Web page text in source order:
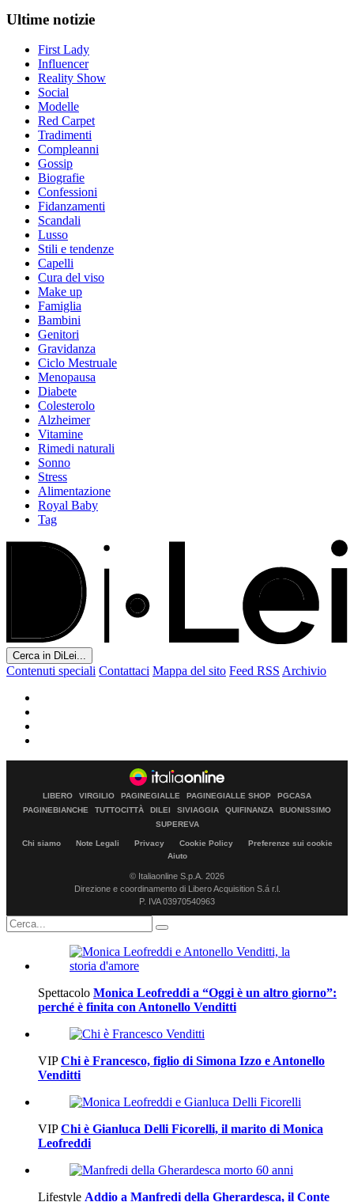
Ultime notizie
First Lady
Influencer
Reality Show
Social
Modelle
Red Carpet
Tradimenti
Compleanni
Gossip
Biografie
Confessioni
Fidanzamenti
Scandali
Lusso
Stili e tendenze
Capelli
Cura del viso
Make up
Famiglia
Bambini
Genitori
Gravidanza
Ciclo Mestruale
Menopausa
Diabete
Colesterolo
Alzheimer
Vitamine
Rimedi naturali
Sonno
Stress
Alimentazione
Royal Baby
Tag
Cerca in DiLei...
Contenuti speciali Contattaci Mappa del sito Feed RSS Archivio
LIBERO VIRGILIO PAGINEGIALLE PAGINEGIALLE SHOP
PGCASA
PAGINEBIANCHE
TUTTOCITTÀ DILEI SIVIAGGIA QUIFINANZA
BUONISSIMO
SUPEREVA
Chi siamo Note Legali Privacy Cookie Policy
Preferenze sui cookie
Aiuto
© Italiaonline S.p.A. 2026
Direzione e coordinamento di Libero Acquisition S.á r.l.
P. IVA 03970540963
Spettacolo Monica Leofreddi a “Oggi è un altro giorno”:
perché è finita con Antonello Venditti
VIP Chi è Francesco, figlio di Simona Izzo e Antonello
Venditti
VIP Chi è Gianluca Delli Ficorelli, il marito di Monica
Leofreddi
Lifestyle Addio a Manfredi della Gherardesca, il Conte